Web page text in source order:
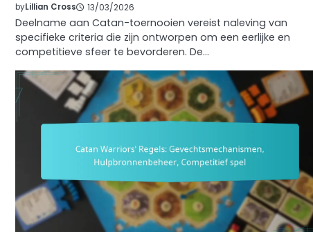
byLillian Cross 13/03/2026
Deelname aan Catan-toernooien vereist naleving van
specifieke criteria die zijn ontworpen om een eerlijke en
competitieve sfeer te bevorderen. De…